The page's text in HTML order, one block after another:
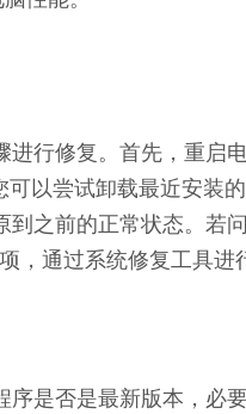
行修复。首先，重启
以尝试卸载最近安装
之前的正常状态。若
，通过系统修复工具
是否是最新版本，必